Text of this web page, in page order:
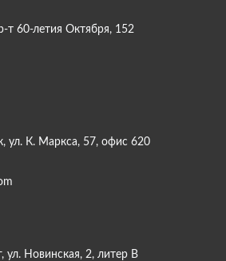
т 60-летия Октября, 152
ул. К. Маркса, 57, офис 620
ул. Новинская, 2, литер В